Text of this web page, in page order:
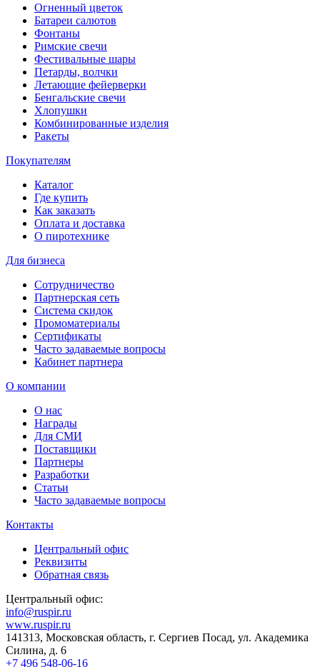
Огненный цветок
Батареи салютов
Фонтаны
Римские свечи
Фестивальные шары
Петарды, волчки
Летающие фейерверки
Бенгальские свечи
Хлопушки
Комбинированные изделия
Ракеты
Покупателям
Каталог
Где купить
Как заказать
Оплата и доставка
О пиротехнике
Для бизнеса
Сотрудничество
Партнерская сеть
Система скидок
Промоматериалы
Сертификаты
Часто задаваемые вопросы
Кабинет партнера
О компании
О нас
Награды
Для СМИ
Поставщики
Партнеры
Разработки
Статьи
Часто задаваемые вопросы
Контакты
Центральный офис
Реквизиты
Обратная связь
Центральный офис:
info@ruspir.ru
www.ruspir.ru
141313, Московская область, г. Сергиев Посад, ул. Академика
Силина, д. 6
+7 496 548-06-16